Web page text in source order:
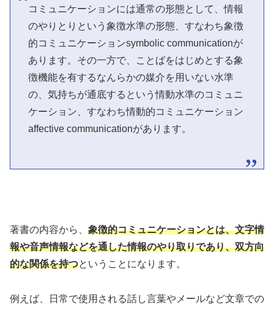
コミュニケーションには通常の形態として、情報
のやりとりという象徴水準の形態、すなわち象徴
的コミュニケーションsymbolic communicationが
あります。その一方で、ことばをはじめとする象
徴機能を有するなんらかの媒介を用いない水準
の、気持ちが通底するという情動水準のコミュニ
ケーション、すなわち情動的コミュニケーション
affective communicationがあります。
著書の内容から、 象徴的コミュニケーションとは、文字情
報や音声情報などを通した情報のやり取りであり、双方向
的な関係を持つということになります。
例えば、日常で使用される話し言葉やメールなど文章での